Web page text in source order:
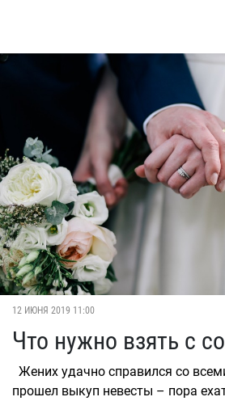
12 ИЮНЯ 2019 11:00
Что нужно взять с
Жених удачно справился со
прошел выкуп невесты – пора